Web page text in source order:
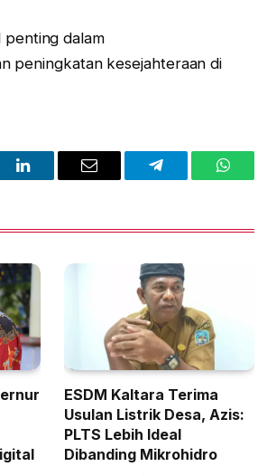
penting dalam
peningkatan kesejahteraan di
LinkedIn Email Telegram
ESDM Kaltara Terima
Usulan Listrik Desa, Azis:
PLTS Lebih Ideal
Dibanding Mikrohidro